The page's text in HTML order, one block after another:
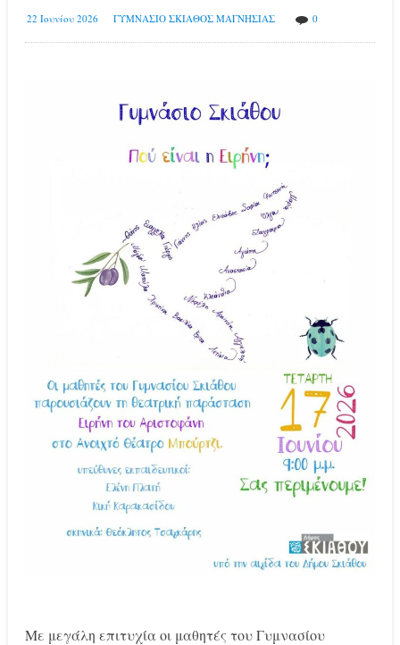
22 Ιουνίου 2026 ΓΥΜΝΑΣΙΟ ΣΚΙΑΘΟΣ ΜΑΓΝΗΣΙΑΣ 0
Με μεγάλη επιτυχία οι μαθητές του Γυμνασίου